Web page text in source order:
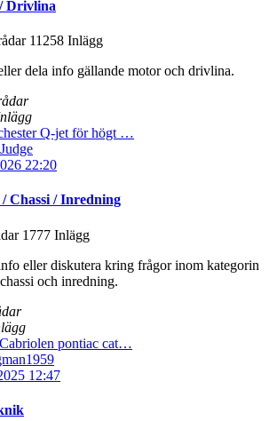
Drivlina
11258 Inlägg
dela info gällande motor och drivlina.
Q-jet för högt …
22:20
/ Chassi / Inredning
1777 Inlägg
eller diskutera kring frågor inom kategorin
och inredning.
pontiac cat…
12:47